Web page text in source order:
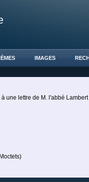
IMAGES
une lettre de M. l'abbé